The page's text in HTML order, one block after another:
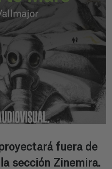
fuera de
sección Zinemira.